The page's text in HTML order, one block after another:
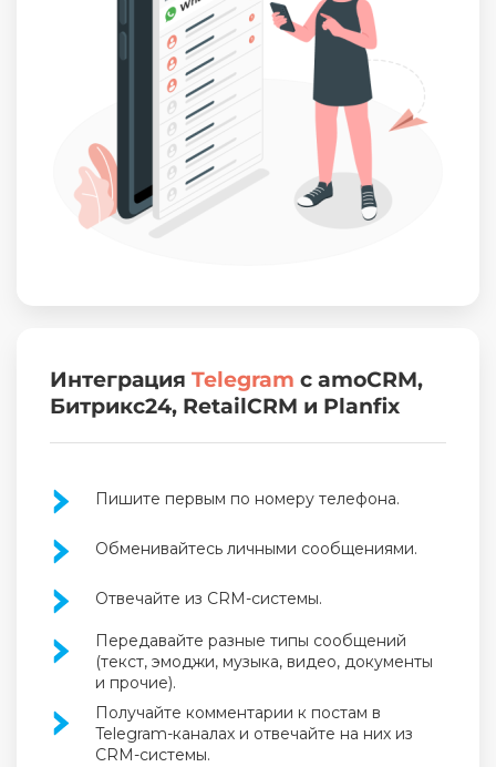
Интеграция Telegram с amoCRM,
Битрикс24, RetailCRM и Planfix
Пишите первым по номеру телефона.
Обменивайтесь личными сообщениями.
Отвечайте из CRM-системы.
Передавайте разные типы сообщений
(текст, эмоджи, музыка, видео, документы
и прочие).
Получайте комментарии к постам в
Telegram-каналах и отвечайте на них из
CRM-системы.